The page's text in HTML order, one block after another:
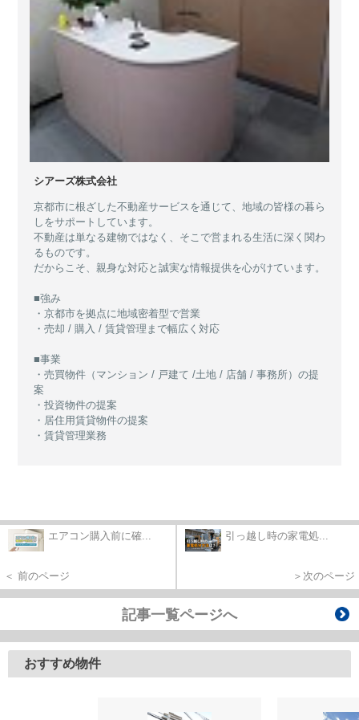
シアーズ株式会社
京都市に根ざした不動産サービスを通じて、地域の皆様の暮ら
しをサポートしています。
不動産は単なる建物ではなく、そこで営まれる生活に深く関わ
るものです。
だからこそ、親身な対応と誠実な情報提供を心がけています。
■強み
・京都市を拠点に地域密着型で営業
・売却 / 購入 / 賃貸管理まで幅広く対応
■事業
・売買物件（マンション / 戸建て /土地 / 店舗 / 事務所）の提
案
・投資物件の提案
・居住用賃貸物件の提案
・賃貸管理業務
エアコン購入前に確...
＜ 前のページ
引っ越し時の家電処...
＞次のページ
記事一覧ページへ
おすすめ物件